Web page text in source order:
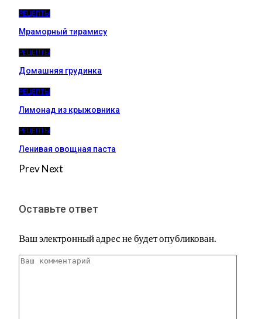
РЕЦЕПТЫ
Мраморный тирамису
РЕЦЕПТЫ
Домашняя грудинка
РЕЦЕПТЫ
Лимонад из крыжовника
РЕЦЕПТЫ
Ленивая овощная паста
PrevNext
Оставьте ответ
Ваш электронный адрес не будет опубликован.